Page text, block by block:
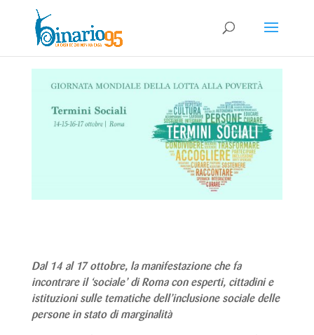
Dal 14 al 17 ottobre, la manifestazione che fa
incontrare il ‘sociale’ di Roma con esperti, cittadini e
istituzioni sulle tematiche dell’inclusione sociale delle
persone in stato di marginalità